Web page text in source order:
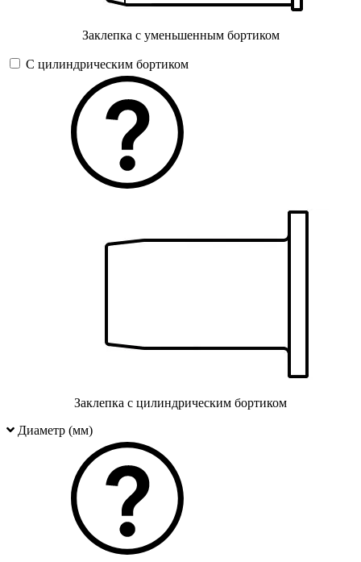
Заклепка с уменьшенным бортиком
С цилиндрическим бортиком
Заклепка с цилиндрическим бортиком
Диаметр (мм)